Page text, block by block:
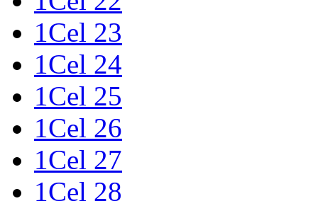
1Cel 23
1Cel 24
1Cel 25
1Cel 26
1Cel 27
1Cel 28